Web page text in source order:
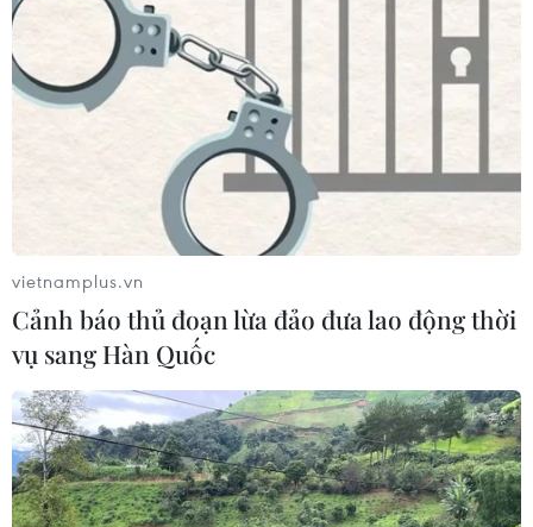
vietnamplus.vn
Cảnh báo thủ đoạn lừa đảo đưa lao động thời
vụ sang Hàn Quốc